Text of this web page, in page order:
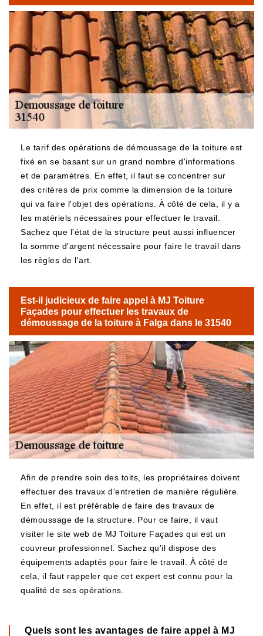
Le tarif des opérations de démoussage de la toiture est
fixé en se basant sur un grand nombre d'informations
et de paramètres. En effet, il faut se concentrer sur
des critères de prix comme la dimension de la toiture
qui va faire l'objet des opérations. À côté de cela, il y a
les matériels nécessaires pour effectuer le travail.
Sachez que l'état de la structure peut aussi influencer
la somme d'argent nécessaire pour faire le travail dans
les règles de l'art.
Est-il judicieux de faire appel à MJ Toiture
Façades pour effectuer les travaux de
démoussage de la toiture à Falga dans le 31540
Afin de prendre soin des toits, les propriétaires doivent
effectuer des travaux d'entretien de manière régulière.
En effet, il est préférable de faire des travaux de
démoussage de la structure. Pour ce faire, il vaut
visiter le site web de MJ Toiture Façades qui est un
couvreur professionnel. Sachez qu'il dispose des
équipements adaptés pour faire le travail. À côté de
cela, il faut rappeler que cet expert est connu pour la
qualité de ses opérations.
Quels sont les avantages de faire appel à MJ